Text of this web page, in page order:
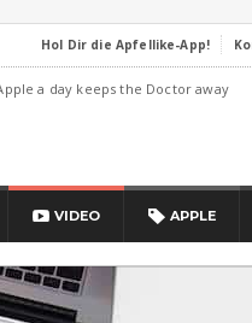
Hol Dir die Apfellike-App!
a day keeps the Doctor away
VIDEO APPLE